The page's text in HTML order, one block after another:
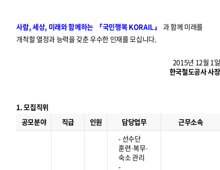
사람, 세상, 미래와 함께하는 『국민행복 KORAIL』
과 함께 미래를
개척할 열정과 능력을 갖춘 우수한 인재를 모십니다.
2015년 12월 1일
한국철도공사 사장
1. 모집직위
공모분야 직급 인원 담당업무 근무소속
- 선수단
훈련·복무·
숙소 관리
-